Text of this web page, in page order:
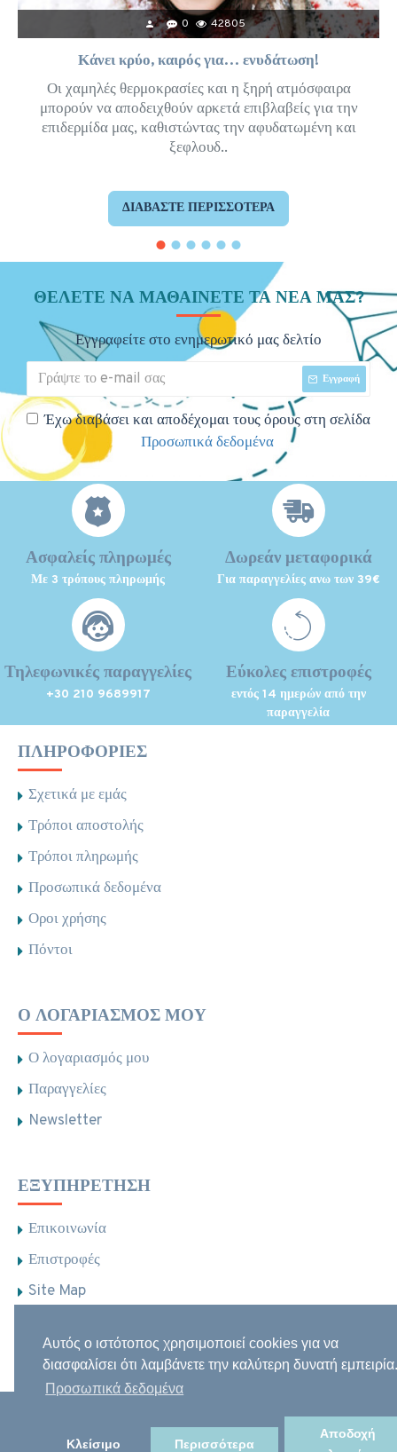
Αυτός ο ιστότοπος χρησιμοποιεί cookies για να
διασφαλίσει ότι λαμβάνετε την καλύτερη δυνατή εμπειρία.
Προσωπικά δεδομένα
Κλείσιμο Περισσότερα
Αποδοχή
0 42805
Κάνει κρύο, καιρός για… ενυδάτωση!
Οι χαμηλές θερμοκρασίες και η ξηρή ατμόσφαιρα
μπορούν να αποδειχθούν αρκετά επιβλαβείς για την
επιδερμίδα μας, καθιστώντας την αφυδατωμένη και
ξεφλουδ..
ΔΙΑΒΆΣΤΕ ΠΕΡΙΣΣΌΤΕΡΑ
ΘΈΛΕΤΕ ΝΑ ΜΑΘΑΊΝΕΤΕ ΤΑ ΝΈΑ ΜΑΣ?
Εγγραφείτε στο ενημερωτικό μας δελτίο
Εγγραφή
Έχω διαβάσει και αποδέχομαι τους όρους στη σελίδα
Προσωπικά δεδομένα
Ασφαλείς πληρωμές
Με 3 τρόπους πληρωμής
Δωρεάν μεταφορικά
Για παραγγελίες ανω των 39€
Τηλεφωνικές παραγγελίες
+30 210 9689917
Εύκολες επιστροφές
εντός 14 ημερών από την
παραγγελία
ΠΛΗΡΟΦΟΡΊΕΣ
Σχετικά με εμάς
Τρόποι αποστολής
Τρόποι πληρωμής
Προσωπικά δεδομένα
Οροι χρήσης
Πόντοι
Ο ΛΟΓΑΡΙΑΣΜΌΣ ΜΟΥ
Ο λογαριασμός μου
Παραγγελίες
Newsletter
ΕΞΥΠΗΡΈΤΗΣΗ
Επικοινωνία
Επιστροφές
Site Map
Φαρμακεία